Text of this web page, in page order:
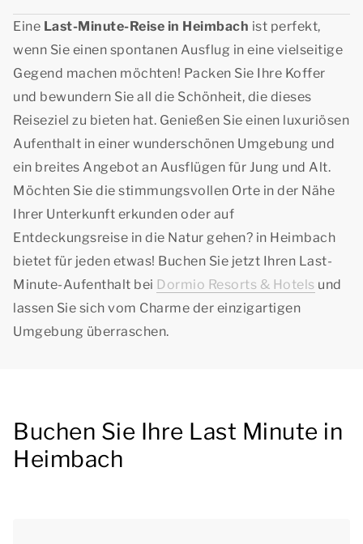
Eine Last-Minute-Reise in Heimbach ist perfekt,
wenn Sie einen spontanen Ausflug in eine vielseitige
Gegend machen möchten! Packen Sie Ihre Koffer
und bewundern Sie all die Schönheit, die dieses
Reiseziel zu bieten hat. Genießen Sie einen luxuriösen
Aufenthalt in einer wunderschönen Umgebung und
ein breites Angebot an Ausflügen für Jung und Alt.
Möchten Sie die stimmungsvollen Orte in der Nähe
Ihrer Unterkunft erkunden oder auf
Entdeckungsreise in die Natur gehen? in Heimbach
bietet für jeden etwas! Buchen Sie jetzt Ihren Last-
Minute-Aufenthalt bei Dormio Resorts & Hotels und
lassen Sie sich vom Charme der einzigartigen
Umgebung überraschen.
Buchen Sie Ihre Last Minute in
Heimbach